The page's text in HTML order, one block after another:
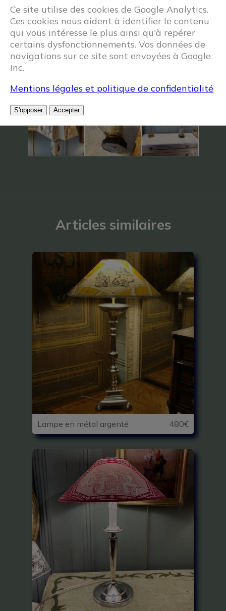
Articles similaires
Lampe en métal argenté 480€
Ce site utilise des cookies de Google Analytics.
Ces cookies nous aident à identifier le contenu
qui vous intéresse le plus ainsi qu'à repérer
certains dysfonctionnements. Vos données de
navigations sur ce site sont envoyées à Google
Inc.
Mentions légales et politique de confidentialité
S'opposer Accepter